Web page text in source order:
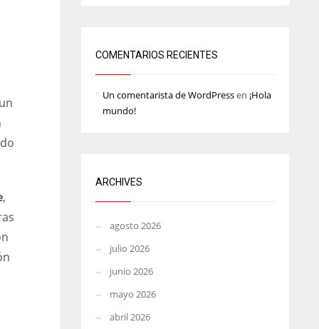
,
COMENTARIOS RECIENTES
Un comentarista de WordPressen ¡Hola
mundo!
ARCHIVES
agosto 2026
julio 2026
junio 2026
mayo 2026
abril 2026